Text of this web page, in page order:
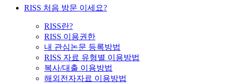
RISS 처음 방문 이세요?
RISS란?
RISS 이용권한
내 관심논문 등록방법
RISS 자료 유형별 이용방법
복사/대출 이용방법
해외전자자료 이용방법